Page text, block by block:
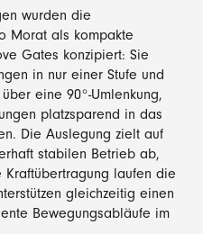
wurden die
Morat als kompakte
Gates konzipiert: Sie
in nur einer Stufe und
eine 90°-Umlenkung,
platzsparend in das
Die Auslegung zielt auf
stabilen Betrieb ab,
laufen die
gleichzeitig einen
Bewegungsabläufe im